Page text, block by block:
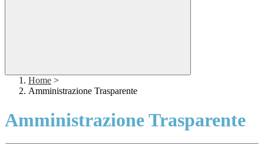
Home >
Amministrazione Trasparente
Amministrazione Trasparente